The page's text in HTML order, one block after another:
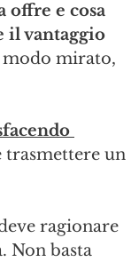
offre e cosa
il vantaggio
modo mirato,
trasmettere un
ragionare
Non basta